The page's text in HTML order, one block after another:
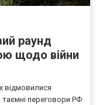
раунд
щодо війни
відмовилися
таємні переговори РФ